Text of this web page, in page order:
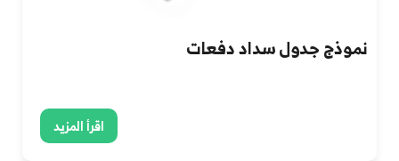
نموذج جدول سداد دفعات
اقرأ المزيد